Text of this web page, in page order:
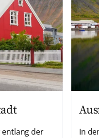
entlang der
In